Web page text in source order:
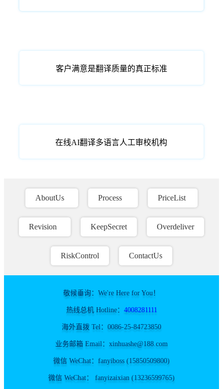
客户满意是翻译质量的真正标准
在线AI翻译多语言人工审校机构
AboutUs Process PriceList
Revision KeepSecret Overdeliver
RiskControl ContactUs
敬候垂询：We're Here for You！
热线总机 Hotline： 4008281111
海外直拨 Tel：0086-25-84723850
业务邮箱 Email：xinhuashe@188.com
微信 WeChat：fanyiboss (15850509800)
微信 WeChat： fanyizaixian (13236599765)